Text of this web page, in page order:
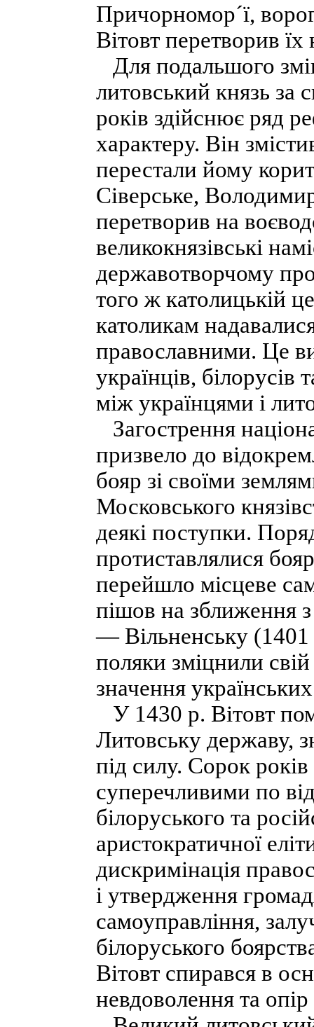
Причорномор´ї,
Вітовт перетворив їх
Для подальшого
литовський князь за
років здійснює ряд
характеру. Він
перестали йому
Сіверське,
перетворив на
великокнязівські
державотворчому
того ж католицькій
католикам
православними. Це
українців, білорусів
між українцями і
Загострення
призвело до
бояр зі своїми
Московського
деякі поступки.
протиставлялися
перейшло місцеве
пішов на зближення
— Вільненську
поляки зміцнили
значення
У 1430 р. Вітовт
Литовську державу,
під силу. Сорок
суперечливими по
білоруського та
аристократичної
дискримінація
і утвердження
самоуправління,
білоруського
Вітовт спирався в
невдоволення та